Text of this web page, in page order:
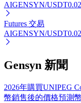
學習理財
Bitrue AI
AIGENSYN/USDT
Futures 交易
AIGENSYN/USDT
Gensyn 新聞
2026年購買UNIPEG
幣銷售後的價格預測